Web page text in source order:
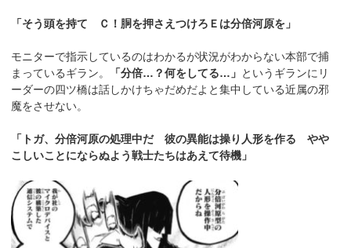
「そう頭を持て Ｃ！胴を押さえつけろＥは分倍河原を」
モニターで指示しているのはわかるが状況がわからない本部で捕
まっているギラン。
「分倍…？何をしてる…」 というギランにリ
ーダーの四ツ橋は話しかけちゃだめだよと集中している近属の邪
魔をさせない。
「トガ、分倍河原の処理中だ 彼の異能は操り人形を作る やや
こしいことにならぬよう戦士たちはあえて待機」